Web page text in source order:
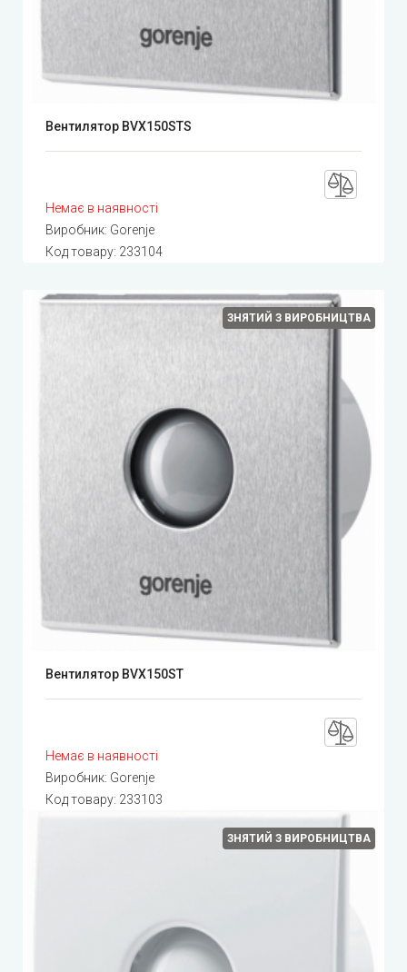
Вентилятор BVX150STS
Немає в наявності
Виробник: Gorenje
Код товару: 233104
ЗНЯТИЙ З ВИРОБНИЦТВА
Вентилятор BVX150ST
Немає в наявності
Виробник: Gorenje
Код товару: 233103
ЗНЯТИЙ З ВИРОБНИЦТВА